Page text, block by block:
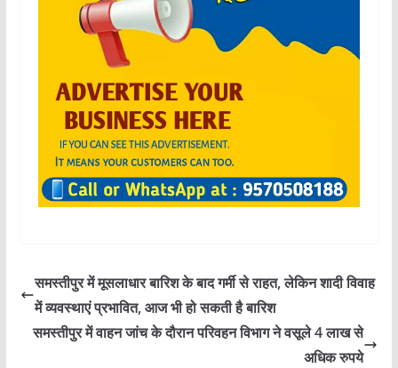
समस्तीपुर में मूसलाधार बारिश के बाद गर्मी से राहत, लेकिन शादी विवाह
में व्यवस्थाएं प्रभावित, आज भी हो सकती है बारिश
समस्तीपुर में वाहन जांच के दौरान परिवहन विभाग ने वसूले 4 लाख से
अधिक रुपये